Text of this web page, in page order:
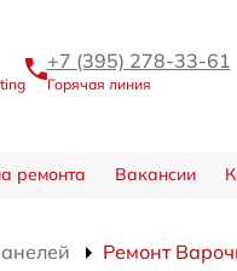
+7 (395) 278-33-61
Горячая линия
ремонта Вакансии
Ремонт